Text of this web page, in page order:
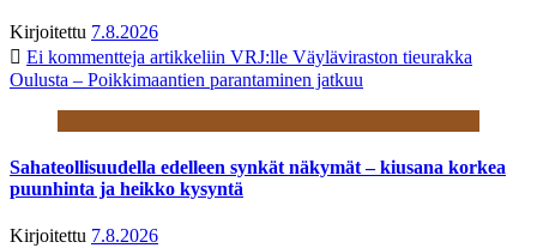
Kirjoitettu 7.8.2026
Ei kommentteja artikkeliin VRJ:lle Väyläviraston tieurakka
Oulusta – Poikkimaantien parantaminen jatkuu
Sahateollisuudella edelleen synkät näkymät – kiusana korkea
puunhinta ja heikko kysyntä
Kirjoitettu 7.8.2026